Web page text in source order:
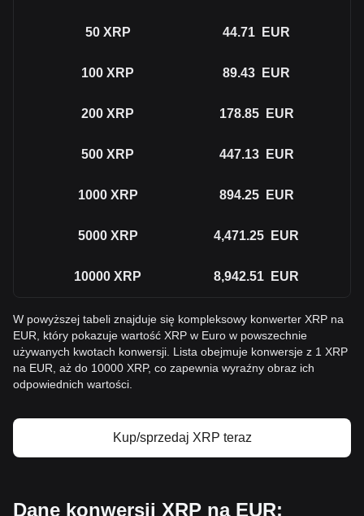
50 XRP 44.71 EUR
100 XRP 89.43 EUR
200 XRP 178.85 EUR
500 XRP 447.13 EUR
1000 XRP 894.25 EUR
5000 XRP 4,471.25 EUR
10000 XRP 8,942.51 EUR
W powyższej tabeli znajduje się kompleksowy konwerter XRP na
EUR, który pokazuje wartość XRP w Euro w powszechnie
używanych kwotach konwersji. Lista obejmuje konwersje z 1 XRP
na EUR, aż do 10000 XRP, co zapewnia wyraźny obraz ich
odpowiednich wartości.
Kup/sprzedaj XRP teraz
Dane konwersji XRP na EUR: